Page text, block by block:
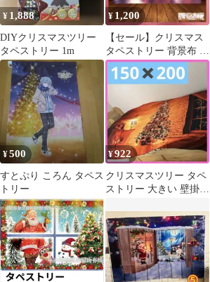
¥ 1,888
DIYクリスマスツリー
タペストリー 1m
¥ 1,200
【セール】クリスマス
タペストリー 背景布 ピ
ンク ツリー 暖炉 X17
¥500
すとぷり ころん タペス
トリー
¥922
クリスマスツリー タペ
ストリー 大きい 壁掛け